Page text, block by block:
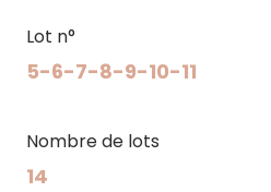
Lot n°
5-6-7-8-9-10-11
Nombre de lots
14